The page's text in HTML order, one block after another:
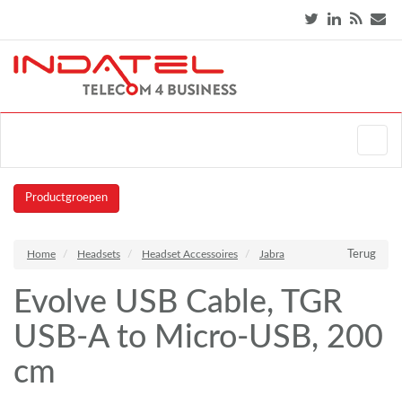
Productgroepen
Terug
Home Headsets Headset Accessoires Jabra
Evolve USB Cable, TGR
USB-A to Micro-USB, 200
cm